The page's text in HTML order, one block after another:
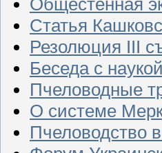
Статья
Резолюция III
Беседа с
Пчеловодные
О системе
Пчеловодство